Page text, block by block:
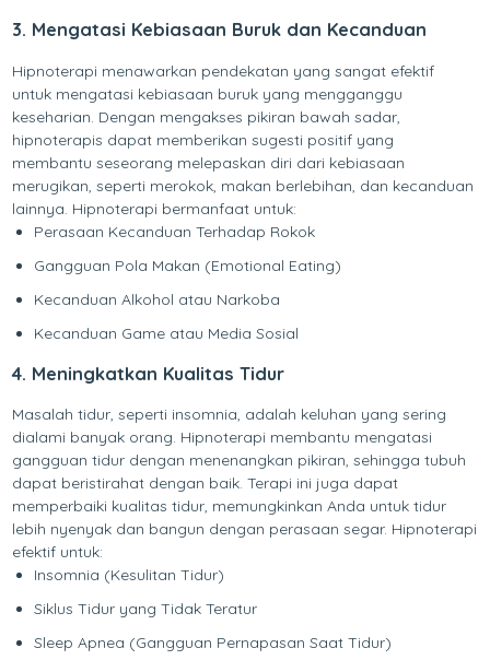
3. Mengatasi Kebiasaan Buruk dan Kecanduan
Hipnoterapi menawarkan pendekatan yang sangat efektif
untuk mengatasi kebiasaan buruk yang mengganggu
keseharian. Dengan mengakses pikiran bawah sadar,
hipnoterapis dapat memberikan sugesti positif yang
membantu seseorang melepaskan diri dari kebiasaan
merugikan, seperti merokok, makan berlebihan, dan kecanduan
lainnya. Hipnoterapi bermanfaat untuk:
Perasaan Kecanduan Terhadap Rokok
Gangguan Pola Makan (Emotional Eating)
Kecanduan Alkohol atau Narkoba
Kecanduan Game atau Media Sosial
4. Meningkatkan Kualitas Tidur
Masalah tidur, seperti insomnia, adalah keluhan yang sering
dialami banyak orang. Hipnoterapi membantu mengatasi
gangguan tidur dengan menenangkan pikiran, sehingga tubuh
dapat beristirahat dengan baik. Terapi ini juga dapat
memperbaiki kualitas tidur, memungkinkan Anda untuk tidur
lebih nyenyak dan bangun dengan perasaan segar. Hipnoterapi
efektif untuk:
Insomnia (Kesulitan Tidur)
Siklus Tidur yang Tidak Teratur
Sleep Apnea (Gangguan Pernapasan Saat Tidur)